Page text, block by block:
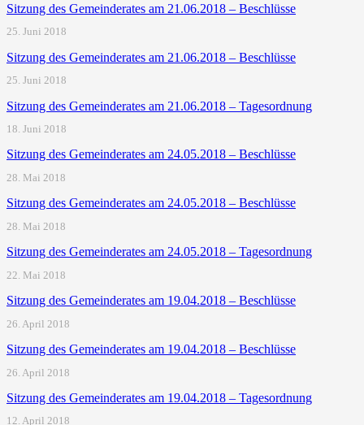
Sitzung des Gemeinderates am 21.06.2018 – Beschlüsse
25. Juni 2018
Sitzung des Gemeinderates am 21.06.2018 – Beschlüsse
25. Juni 2018
Sitzung des Gemeinderates am 21.06.2018 – Tagesordnung
18. Juni 2018
Sitzung des Gemeinderates am 24.05.2018 – Beschlüsse
28. Mai 2018
Sitzung des Gemeinderates am 24.05.2018 – Beschlüsse
28. Mai 2018
Sitzung des Gemeinderates am 24.05.2018 – Tagesordnung
22. Mai 2018
Sitzung des Gemeinderates am 19.04.2018 – Beschlüsse
26. April 2018
Sitzung des Gemeinderates am 19.04.2018 – Beschlüsse
26. April 2018
Sitzung des Gemeinderates am 19.04.2018 – Tagesordnung
12. April 2018